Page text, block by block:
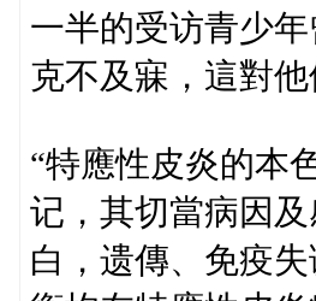
一半的受访青少
克不及寐，這對
“特應性皮炎的本
记，其切當病因
白，遗傳、免疫